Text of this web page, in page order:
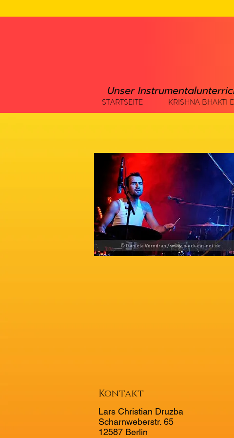
Unser
STARTSEITE KRISHNA BHAKTI
Kontakt
Lars Christian Druzba
Scharnweberstr. 65
12587 Berlin